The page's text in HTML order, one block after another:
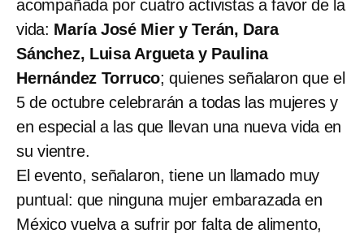
acompañada por cuatro activistas a favor de la
vida: María José Mier y Terán, Dara
Sánchez, Luisa Argueta y Paulina
Hernández Torruco; quienes señalaron que el
5 de octubre celebrarán a todas las mujeres y
en especial a las que llevan una nueva vida en
su vientre.
El evento, señalaron, tiene un llamado muy
puntual: que ninguna mujer embarazada en
México vuelva a sufrir por falta de alimento,